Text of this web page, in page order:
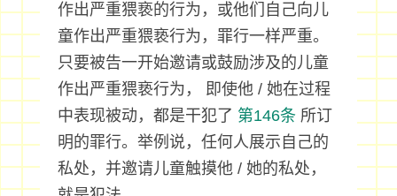
作出严重猥亵的行为，或他们自己向儿
童作出严重猥亵行为，罪行一样严重。
只要被告一开始邀请或鼓励涉及的儿童
作出严重猥亵行为， 即使他 / 她在过程
中表现被动，都是干犯了 第146条所订
明的罪行。举例说，任何人展示自己的
私处，并邀请儿童触摸他 / 她的私处，